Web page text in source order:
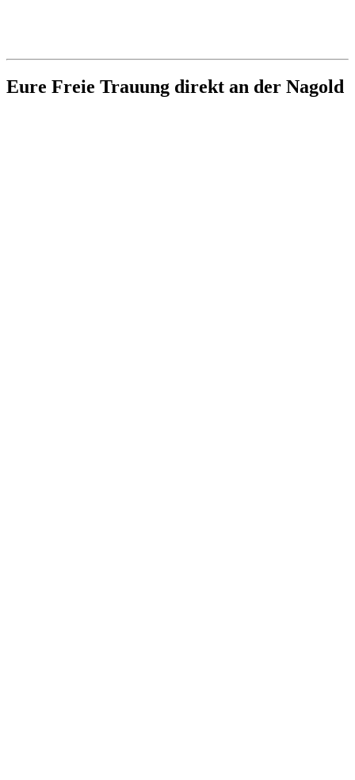
Eure Freie Trauung direkt an der Nagold